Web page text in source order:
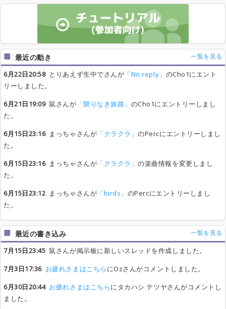
最近の動き 一覧を見る
6月22日20:58とりあえず生中でさんが 「No reply」 のCho1にエント
リーしました。
6月21日19:09鼠さんが 「限りなき旅路」 のCho1にエントリーしまし
た。
6月15日23:16まっちゃさんが 「クラクラ」のPercにエントリーしまし
た。
6月15日23:16まっちゃさんが 「クラクラ」の楽曲情報を変更しまし
た。
6月15日23:12 まっちゃさんが 「birds」 のPercにエントリーしまし
た。
最近の書き込み 一覧を見る
7月15日23:45 鼠さんが掲示板に新しいスレッドを作成しました。
7月3日17:36 お疲れさまはこちら にOzさんがコメントしました。
6月30日20:44 お疲れさまはこちらにタカハシ テツヤさんがコメントし
ました。